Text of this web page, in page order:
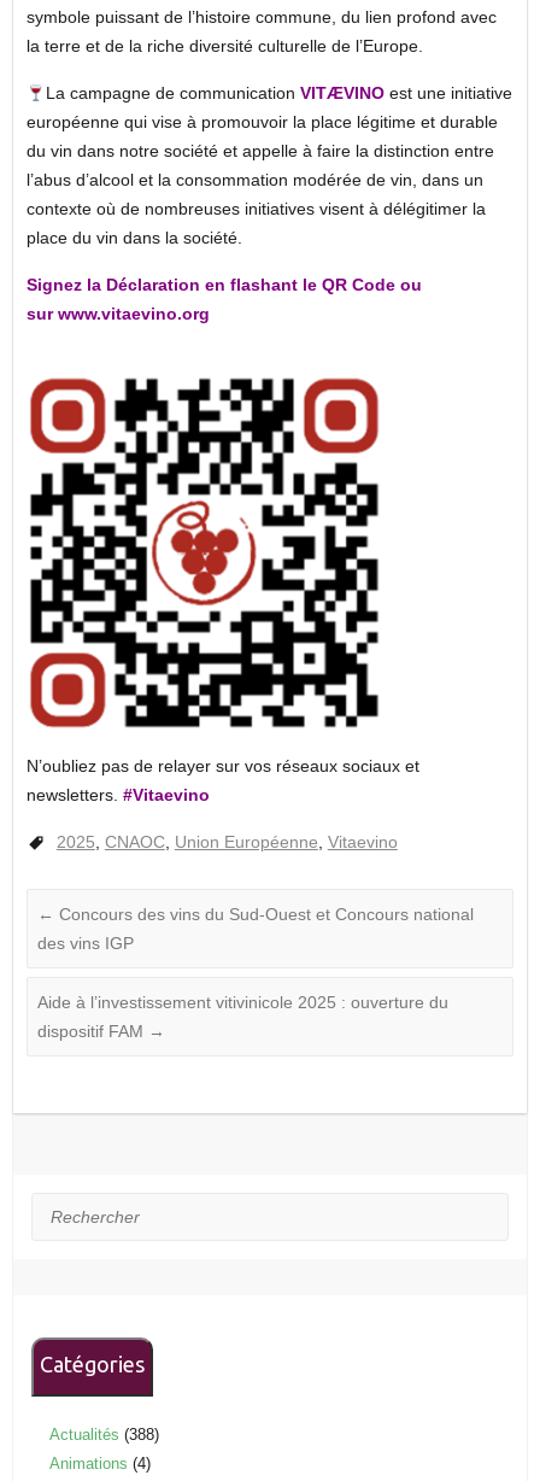
symbole puissant de l’histoire commune, du lien profond avec
la terre et de la riche diversité culturelle de l’Europe.
La campagne de communication VITÆVINOest une initiative
européenne qui vise à promouvoir la place légitime et durable
du vin dans notre société et appelle à faire la distinction entre
l’abus d’alcool et la consommation modérée de vin, dans un
contexte où de nombreuses initiatives visent à délégitimer la
place du vin dans la société.
Signez la Déclaration en flashant le QR Code ou
sur www.vitaevino.org
N’oubliez pas de relayer sur vos réseaux sociaux et
newsletters. #Vitaevino
2025 CNAOC, Union Européenne Vitaevino
← Concours des vins du Sud-Ouest et Concours national
des vins IGP
Aide à l’investissement vitivinicole 2025 : ouverture du
dispositif FAM →
Rechercher
Catégories
Actualités (388)
Animations (4)